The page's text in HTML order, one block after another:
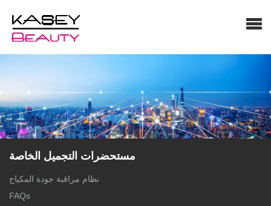
مستحضرات التجميل الخاصة
نظام مراقبة جودة المكياج
FAQs